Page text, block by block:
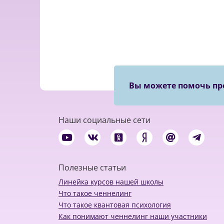
Вы можете помочь
Наши социальные сети
Полезные статьи
Линейка курсов нашей школы
Что такое ченнелинг
Что такое квантовая психология
Как понимают ченнелинг наши участники